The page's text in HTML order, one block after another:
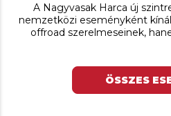
A Nagyvasak Harca új
nemzetközi eseményként
offroad szerelmeseinek,
ÖSSZES